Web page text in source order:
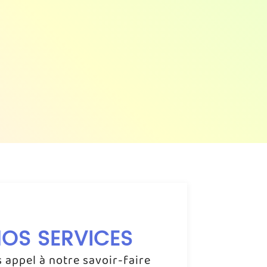
SERVICES
appel à notre savoir-faire